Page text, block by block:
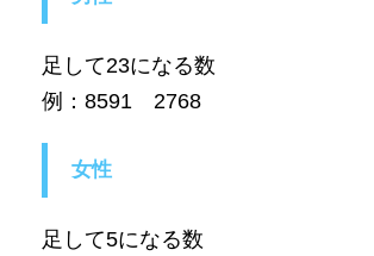
足して23になる数
例：8591 2768
女性
足して5になる数